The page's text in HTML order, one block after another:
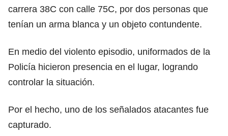
carrera 38C con calle 75C, por dos personas que
tenían un arma blanca y un objeto contundente.
En medio del violento episodio, uniformados de la
Policía hicieron presencia en el lugar, logrando
controlar la situación.
Por el hecho, uno de los señalados atacantes fue
capturado.